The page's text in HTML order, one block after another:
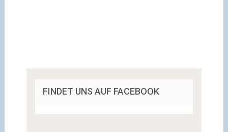
FINDET UNS AUF FACEBOOK